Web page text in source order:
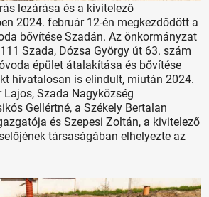
lezárása és a kivitelező
2024. február 12-én megkezdődött a
bővítése Szadán. Az önkormányzat
Szada, Dózsa György út 63. szám
épület átalakítása és bővítése
hivatalosan is elindult, miután 2024.
Szada Nagyközség
Gellértné, a Székely Bertalan
és Szepesi Zoltán, a kivitelező
társaságában elhelyezte az